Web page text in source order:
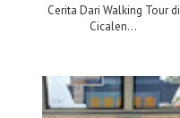
Cerita Dari Walking Tour di
Cicalen...